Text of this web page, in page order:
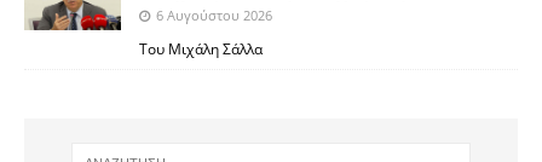
6 Αυγούστου 2026
Του Μιχάλη Σάλλα